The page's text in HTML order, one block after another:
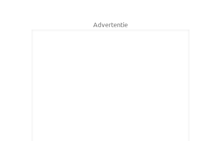
Advertentie